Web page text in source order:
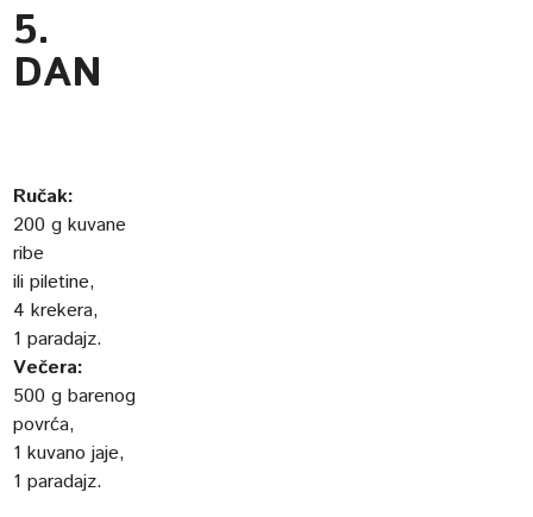
5.
DAN
Ručak:
200 g kuvane
ribe
ili piletine,
4 krekera,
1 paradajz.
Večera:
500 g barenog
povrća,
1 kuvano jaje,
1 paradajz.